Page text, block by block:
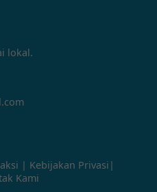
lokal.
| Kebijakan Privasi |
Kami